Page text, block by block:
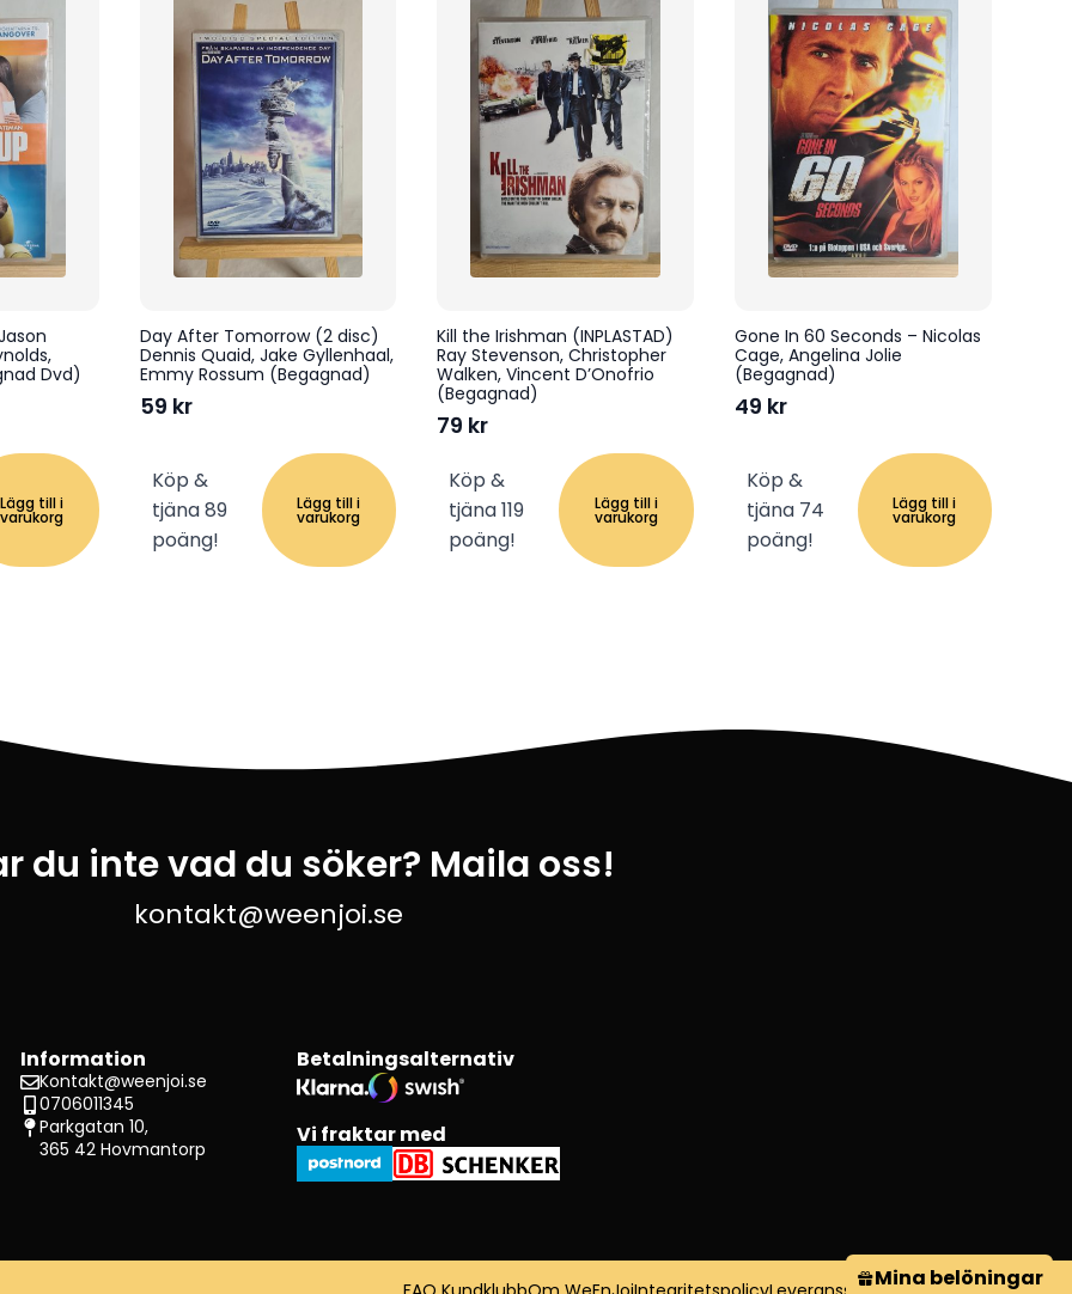
Dvd)
Lägg till i
varukorg
Day After Tomorrow (2 disc)
Dennis Quaid, Jake Gyllenhaal,
Emmy Rossum (Begagnad)
59 kr
Köp &
tjäna 89
poäng!
Lägg till i
varukorg
Kill the Irishman (INPLASTAD)
Ray Stevenson, Christopher
Walken, Vincent D’Onofrio
(Begagnad)
79 kr
Köp &
tjäna 119
poäng!
Lägg till i
varukorg
Gone In 60 Seconds – Nicolas
Cage, Angelina Jolie
(Begagnad)
49 kr
Köp &
tjäna 74
poäng!
Lägg till i
varukorg
du inte vad du söker? Maila oss!
kontakt@weenjoi.se
Information
Kontakt@weenjoi.se
0706011345
Parkgatan 10,
365 42 Hovmantorp
Betalningsalternativ
Vi fraktar med
Mina belöningar